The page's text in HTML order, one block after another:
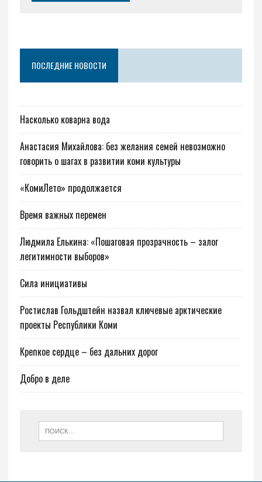
ПОСЛЕДНИЕ НОВОСТИ
Насколько коварна вода
Анастасия Михайлова: без желания семей невозможно
говорить о шагах в развитии коми культуры
«КомиЛето» продолжается
Время важных перемен
Людмила Елькина: «Пошаговая прозрачность – залог
легитимности выборов»
Сила инициативы
Ростислав Гольдштейн назвал ключевые арктические
проекты Республики Коми
Крепкое сердце – без дальних дорог
Добро в деле